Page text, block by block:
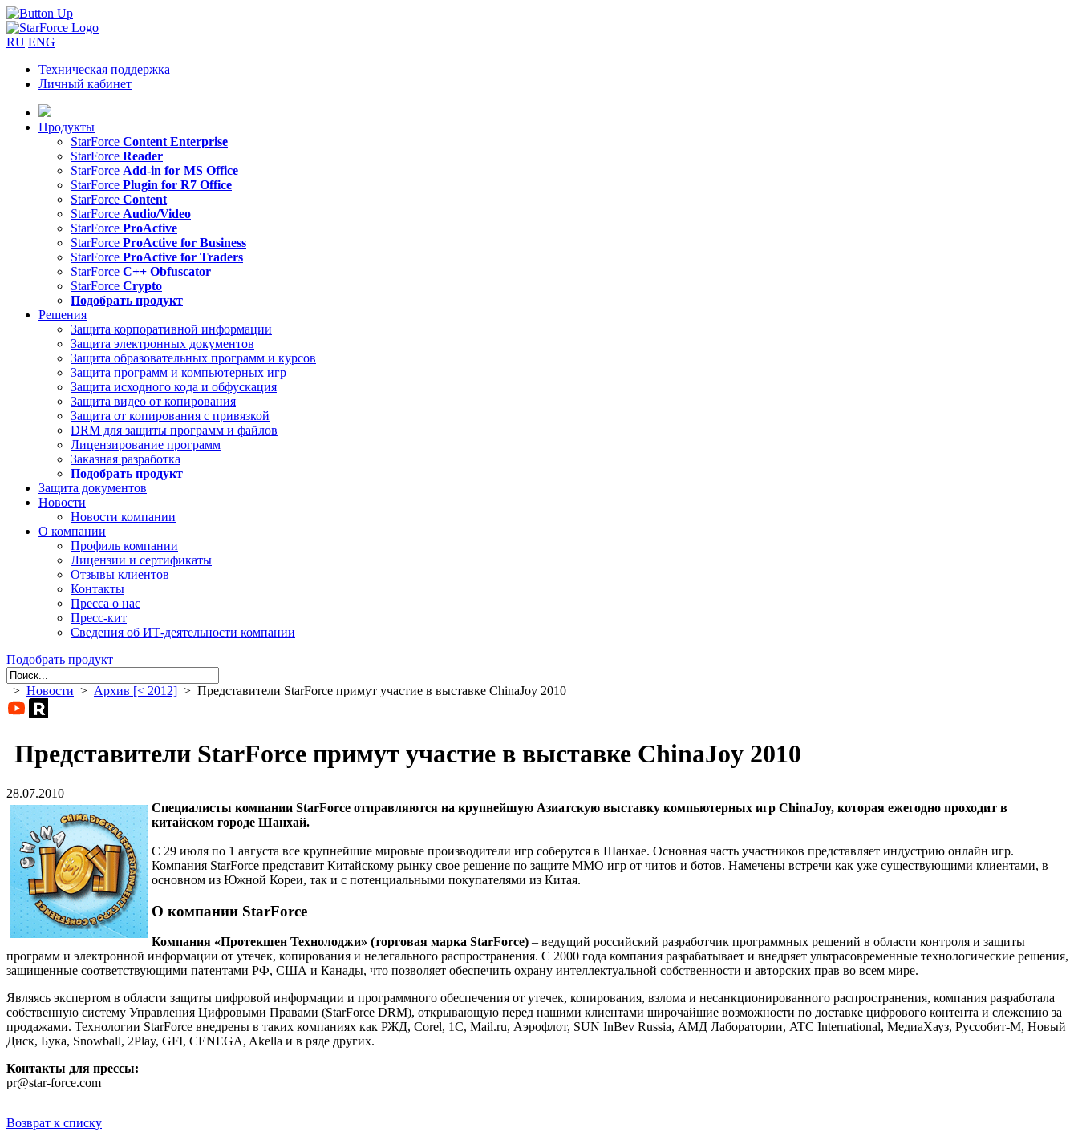
RU ENG
Техническая поддержка
Личный кабинет
Продукты
StarForce Content Enterprise
StarForce Reader
StarForce Add-in for MS Office
StarForce Plugin for R7 Office
StarForce Content
StarForce Audio/Video
StarForce ProActive
StarForce ProActive for Business
StarForce ProActive for Traders
StarForce C++ Obfuscator
StarForce Crypto
Подобрать продукт
Решения
Защита корпоративной информации
Защита электронных документов
Защита образовательных программ и курсов
Защита программ и компьютерных игр
Защита исходного кода и обфускация
Защита видео от копирования
Защита от копирования с привязкой
DRM для защиты программ и файлов
Лицензирование программ
Заказная разработка
Подобрать продукт
Защита документов
Новости
Новости компании
О компании
Профиль компании
Лицензии и сертификаты
Отзывы клиентов
Контакты
Пресса о нас
Пресс-кит
Сведения об ИТ-деятельности компании
Подобрать продукт
> Новости > Архив [< 2012] > Представители StarForce примут участие в выставке ChinaJoy 2010
Представители StarForce примут участие в выставке ChinaJoy 2010
28.07.2010
Специалисты компании StarForce отправляются на крупнейшую Азиатскую выставку компьютерных игр ChinaJoy, которая ежегодно проходит в
китайском городе Шанхай.
С 29 июля по 1 августа все крупнейшие мировые производители игр соберутся в Шанхае. Основная часть участников представляет индустрию онлайн игр.
Компания StarForce представит Китайскому рынку свое решение по защите MMO игр от читов и ботов. Намечены встречи как уже существующими клиентами, в
основном из Южной Кореи, так и с потенциальными покупателями из Китая.
О компании StarForce
Компания «Протекшен Технолоджи» (торговая марка StarForce) – ведущий российский разработчик программных решений в области контроля и защиты
программ и электронной информации от утечек, копирования и нелегального распространения. С 2000 года компания разрабатывает и внедряет ультрасовременные технологические решения,
защищенные соответствующими патентами РФ, США и Канады, что позволяет обеспечить охрану интеллектуальной собственности и авторских прав во всем мире.
Являясь экспертом в области защиты цифровой информации и программного обеспечения от утечек, копирования, взлома и несанкционированного распространения, компания разработала
собственную систему Управления Цифровыми Правами (StarForce DRM), открывающую перед нашими клиентами широчайшие возможности по доставке цифрового контента и слежению за
продажами. Технологии StarForce внедрены в таких компаниях как РЖД, Corel, 1С, Mail.ru, Аэрофлот, SUN InBev Russia, АМД Лаборатории, ATC International, МедиаХауз, Руссобит-М, Новый
Диск, Бука, Snowball, 2Play, GFI, CENEGA, Akella и в ряде других.
Контакты для прессы:
pr@star-force.com
Возврат к списку